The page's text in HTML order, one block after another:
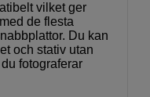
vilket ger
de flesta
Du kan
och stativ utan
fotograferar